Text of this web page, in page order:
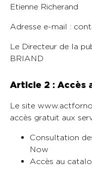
Etienne Richerand
Adresse e-mail :
Le Directeur de la
BRIAND
Article 2 : Accès
Le site
accès gratuit aux
Consultation
Now
Accès au